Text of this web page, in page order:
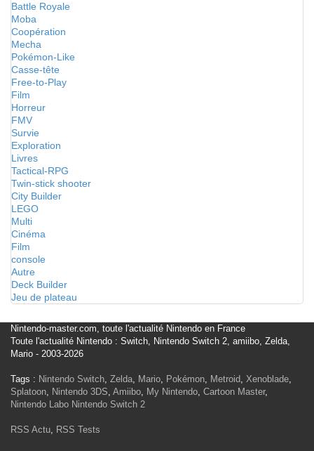
Battle Royale
Moba
Coopération
Mecha
Pokémon-Like
Casse-tête
Free-to-Play
Film
Horreur
FMV
Survie
Exploration
Livres
Tactical-RPG
Twin-stick shooter
City Builder
LEGO
Multi
Cinéma
Film
console
Autre
Deck Builder
Jeu de plateau
Nintendo-master.com, toute l'actualité Nintendo en France
Toute l'actualité Nintendo : Switch, Nintendo Switch 2, amiibo, Zelda,
Mario - 2003-2026
Tags : Nintendo Switch, Zelda, Mario, Pokémon, Metroid, Xenoblade,
Splatoon, Nintendo 3DS, Amiibo, My Nintendo, Cartoon Master,
Nintendo Labo Nintendo Switch 2
RSS Actu, RSS Tests